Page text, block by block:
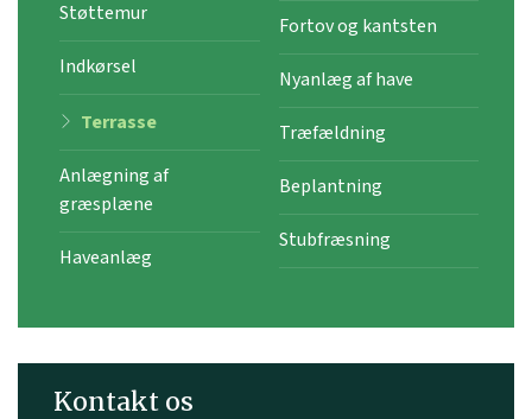
Støttemur
Indkørsel
Terrasse
Anlægning af
græsplæne
Haveanlæg
Fortov og kantsten
Nyanlæg af have
Træfældning
Beplantning
Stubfræsning
Kontakt os